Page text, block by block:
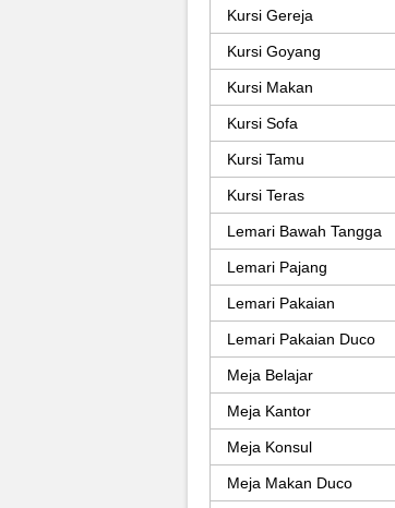
Kursi Gereja
Kursi Goyang
Kursi Makan
Kursi Sofa
Kursi Tamu
Kursi Teras
Lemari Bawah Tangga
Lemari Pajang
Lemari Pakaian
Lemari Pakaian Duco
Meja Belajar
Meja Kantor
Meja Konsul
Meja Makan Duco